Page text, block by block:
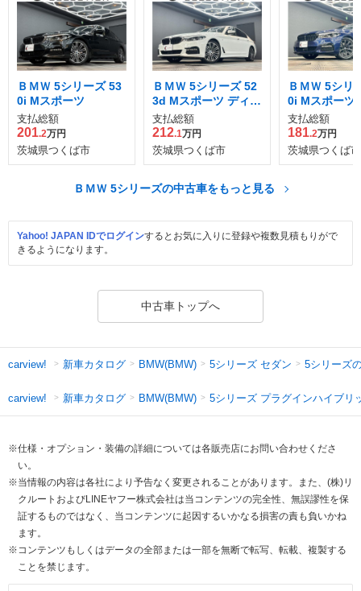
ＢＭＷ 5シリーズ 53
0i Mスポーツ
支払総額
201.2万円
茨城県つくば市
ＢＭＷ 5シリーズ 52
3d Mスポーツ ディー
ゼルターボ
支払総額
212.1万円
茨城県つくば市
ＢＭＷ 5シリ
0i Mスポーツ
支払総額
181.2万円
茨城県つくば市
ＢＭＷ 5シリーズの中古車をもっと見る
Yahoo! JAPAN IDでログインするとお気に入りに登録や複数見積もりがで
きるようになります。
中古車トップへ
carview! 新車カタログ BMW(BMW) 5シリーズ セダン 5シリーズ
carview! 新車カタログ BMW(BMW) 5シリーズ プラグインハイブリ
※仕様・オプション・装備の詳細については各販売店にお問い合わせくださ
い。
※当情報の内容は各社により予告なく変更されることがあります。また、(株)リ
クルートおよびLINEヤフー株式会社は当コンテンツの完全性、無誤謬性を保
証するものではなく、当コンテンツに起因するいかなる損害の責も負いかね
ます。
※コンテンツもしくはデータの全部または一部を無断で転写、転載、複製する
ことを禁じます。